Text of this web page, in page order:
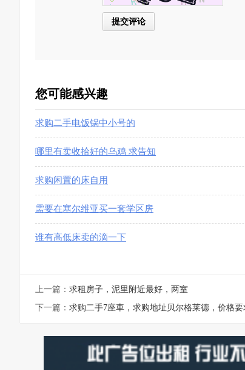
您可能感兴趣
求购二手电饭锅中小号的
哪里有卖收拾好的乌鸡 求告知
求购闲置的床自用
需要在塞尔维亚买一套学区房
谁有高低床卖的滴一下
上一篇： 求租房子，泥里附近最好，两室
下一篇： 求购二手7座車，求购地址贝尔格莱德，价格要